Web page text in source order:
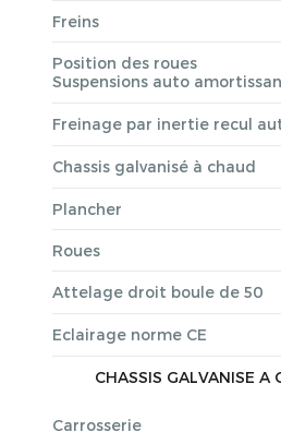
Freins
Position des roues
Suspensions auto
Freinage par inertie recul
Chassis galvanisé à chaud
Plancher
Roues
Attelage droit boule de 50
Eclairage norme CE
CHASSIS GALVANISE
Carrosserie